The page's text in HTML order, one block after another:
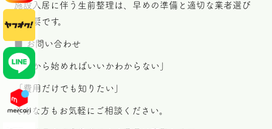
施設入居に伴う生前整理は、早めの準備と適切な業者選び
が重要です。
■ お問い合わせ
「何から始めればいいかわからない」
「費用だけでも知りたい」
そんな方もお気軽にご相談ください。